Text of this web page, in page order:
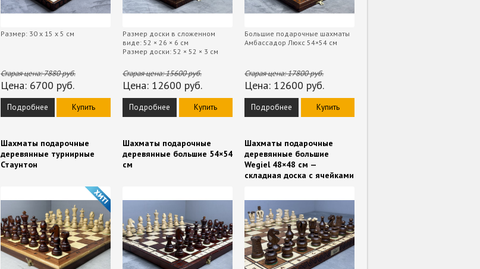
Размер: 30 х 15 х 5 см
Старая цена:7880руб.
Цена: 6700 руб.
Подробнее Купить
Размер доски в сложенном
виде: 52 × 26 × 6 см
Размер доски: 52 × 52 × 3 см
Старая цена:15600руб.
Цена: 12600 руб.
Подробнее Купить
Большие подарочные шахматы
Амбассадор Люкс 54×54 см
Старая цена:17800руб.
Цена: 12600 руб.
Подробнее Купить
Шахматы подарочные
деревянные турнирные
Стаунтон
Шахматы подарочные
деревянные большие 54×54
см
Шахматы подарочные
деревянные большие
Wegiel 48×48 см —
складная доска с ячейками